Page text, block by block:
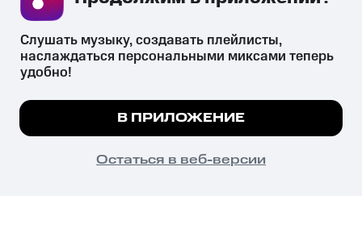
психотропных веществ, их аналогов причиняет вред здоровью,
их незаконный оборот запрещён и влечёт установленную
законодательством ответственность.
© 2026 ООО «КИОН».
Все права защищены
Мы используем куки, чтобы на сайте все
Подробнее
ПОНЯТНО
Слушать музыку, создавать плейлисты,
наслаждаться персональными миксами теперь
удобно!
В ПРИЛОЖЕНИЕ
Остаться в веб-версии